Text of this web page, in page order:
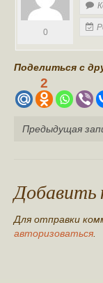
0
Поделиться с
2
Предыдущая
Добавить
Для отправки
авторизоваться.